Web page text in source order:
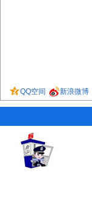
QQ空间 新浪微博